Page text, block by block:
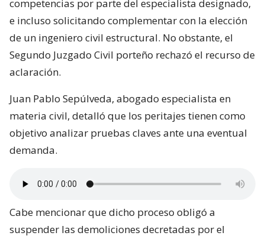
competencias por parte del especialista designado,
e incluso solicitando complementar con la elección
de un ingeniero civil estructural. No obstante, el
Segundo Juzgado Civil porteño rechazó el recurso de
aclaración.
Juan Pablo Sepúlveda, abogado especialista en
materia civil, detalló que los peritajes tienen como
objetivo analizar pruebas claves ante una eventual
demanda.
Cabe mencionar que dicho proceso obligó a
suspender las demoliciones decretadas por el